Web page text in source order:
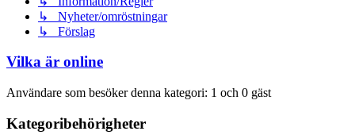
↳ Nyheter/omröstningar
↳ Förslag
Vilka är online
Användare som besöker denna kategori: 1 och 0 gäst
Kategoribehörigheter